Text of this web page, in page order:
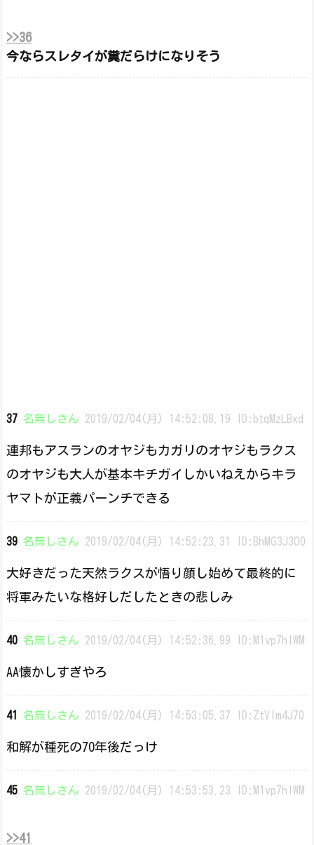
>>36
今ならスレタイが糞だらけになりそう
37 名無しさん 2019/02/04(月) 14:52:08.19 ID:btqMzLBxd
連邦もアスランのオヤジもカガリのオヤジもラクス
のオヤジも大人が基本キチガイしかいねえからキラ
ヤマトが正義パーンチできる
39 名無しさん 2019/02/04(月) 14:52:23.31 ID:BhMG3J3O0
大好きだった天然ラクスが悟り顔し始めて最終的に
将軍みたいな格好しだしたときの悲しみ
40 名無しさん 2019/02/04(月) 14:52:36.99 ID:M1vp7hIWM
AA懐かしすぎやろ
41 名無しさん 2019/02/04(月) 14:53:05.37 ID:ZtVIm4J70
和解が種死の70年後だっけ
45 名無しさん 2019/02/04(月) 14:53:53.23 ID:M1vp7hIWM
>>41